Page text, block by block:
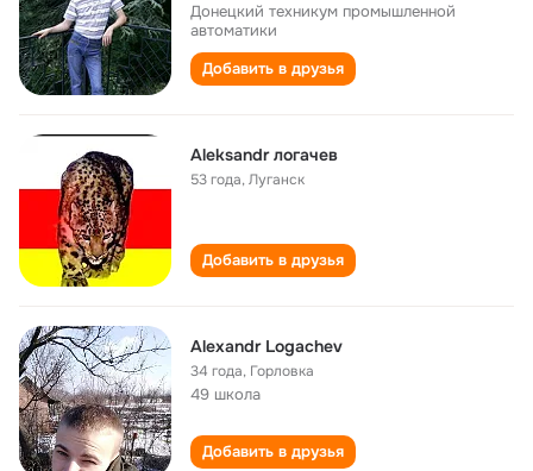
Донецкий техникум промышленной
автоматики
Добавить в друзья
Aleksandr логачев
53 года,Луганск
Добавить в друзья
Alexandr Logachev
34 года, Горловка
49 школа
Добавить в друзья